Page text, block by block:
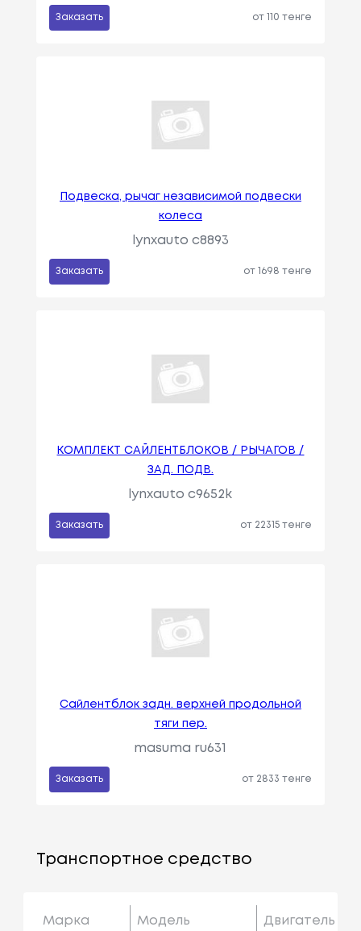
Заказать от 110 тенге
Подвеска, рычаг независимой подвески
колеса
lynxauto c8893
Заказать от 1698 тенге
КОМПЛЕКТ САЙЛЕНТБЛОКОВ / РЫЧАГОВ /
ЗАД. ПОДВ.
lynxauto c9652k
Заказать от 22315 тенге
Сайлентблок задн. верхней продольной
тяги пер.
masuma ru631
Заказать от 2833 тенге
Транспортное средство
Марка Модель Двигатель